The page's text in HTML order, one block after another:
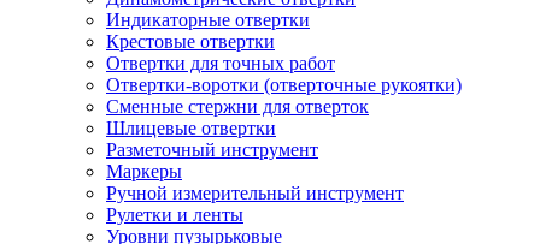
Индикаторные отвертки
Крестовые отвертки
Отвертки для точных работ
Отвертки-воротки (отверточные рукоятки)
Сменные стержни для отверток
Шлицевые отвертки
Разметочный инструмент
Маркеры
Ручной измерительный инструмент
Рулетки и ленты
Уровни пузырьковые